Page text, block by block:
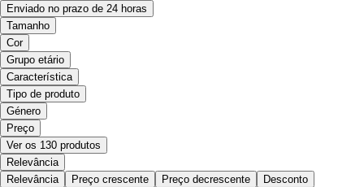
Enviado no prazo de 24 horas
Tamanho
Cor
Grupo etário
Característica
Tipo de produto
Género
Preço
Ver os 130 produtos
Relevância
Relevância
Preço crescente Preço decrescente Desconto